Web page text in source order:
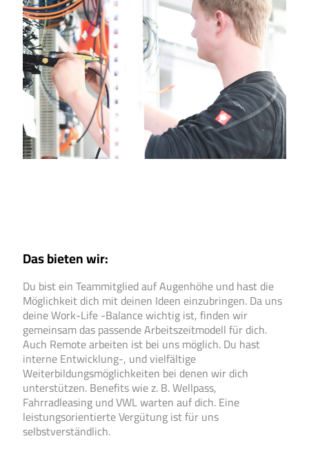
Das bieten wir:
Du bist ein Teammitglied auf Augenhöhe und hast die
Möglichkeit dich mit deinen Ideen einzubringen. Da uns
deine Work-Life -Balance wichtig ist, finden wir
gemeinsam das passende Arbeitszeitmodell für dich.
Auch Remote arbeiten ist bei uns möglich. Du hast
interne Entwicklung-, und vielfältige
Weiterbildungsmöglichkeiten bei denen wir dich
unterstützen. Benefits wie z. B. Wellpass,
Fahrradleasing und VWL warten auf dich. Eine
leistungsorientierte Vergütung ist für uns
selbstverständlich.